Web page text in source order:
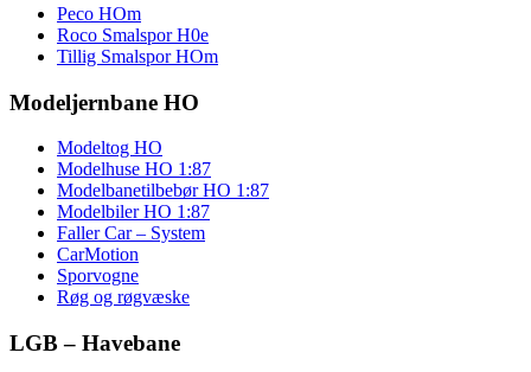
Peco HOm
Roco Smalspor H0e
Tillig Smalspor HOm
Modeljernbane HO
Modeltog HO
Modelhuse HO 1:87
Modelbanetilbebør HO 1:87
Modelbiler HO 1:87
Faller Car – System
CarMotion
Sporvogne
Røg og røgvæske
LGB – Havebane